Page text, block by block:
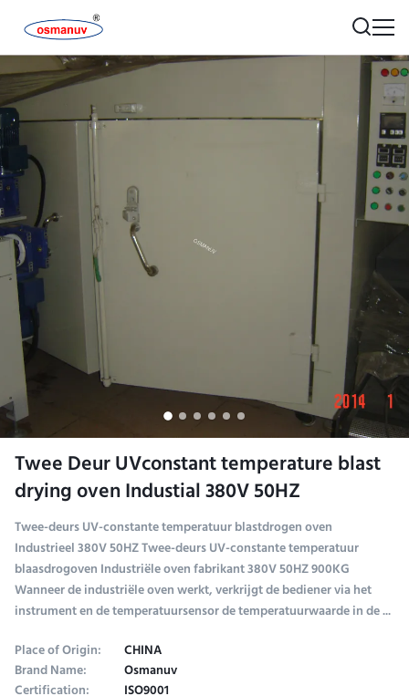
Twee Deur UVconstant temperature blast
drying oven Industial 380V 50HZ
Twee-deurs UV-constante temperatuur blastdrogen oven
Industrieel 380V 50HZ Twee-deurs UV-constante temperatuur
blaasdrogoven Industriële oven fabrikant 380V 50HZ 900KG
Wanneer de industriële oven werkt, verkrijgt de bediener via het
instrument en de temperatuursensor de temperatuurwaarde in de ...
Place of Origin:
CHINA
Brand Name: Osmanuv